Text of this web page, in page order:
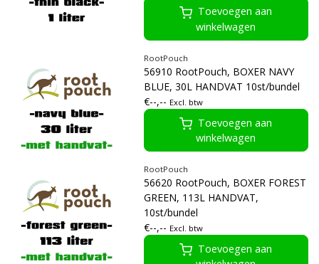
Toevoegen aan
winkelwagen
RootPouch
56910 RootPouch, BOXER NAVY
BLUE, 30L HANDVAT 10st/bundel
€--,-- Excl. btw
Toevoegen aan
winkelwagen
RootPouch
56620 RootPouch, BOXER FOREST
GREEN, 113L HANDVAT,
10st/bundel
€--,-- Excl. btw
Toevoegen aan